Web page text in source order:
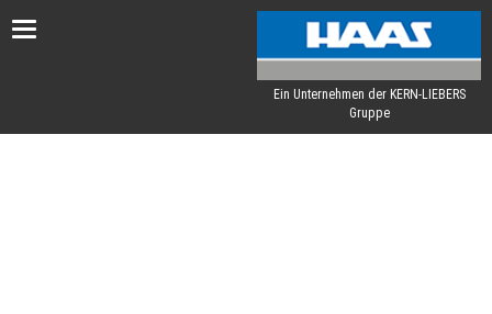
Toggle
Ein Unternehmen der KERN-LIEBERS
Gruppe